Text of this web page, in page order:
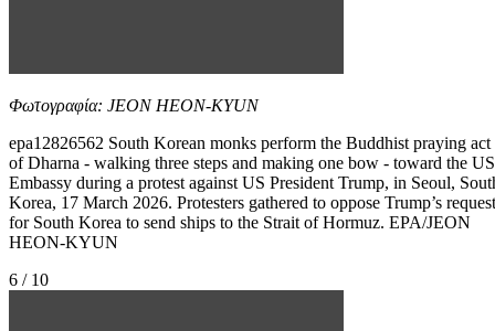
Φωτογραφία: JEON HEON-KYUN
epa12826562 South Korean monks perform the Buddhist praying act
of Dharna - walking three steps and making one bow - toward the US
Embassy during a protest against US President Trump, in Seoul,
Korea, 17 March 2026. Protesters gathered to oppose Trump’s request
for South Korea to send ships to the Strait of Hormuz. EPA/JEON
HEON-KYUN
6 / 10